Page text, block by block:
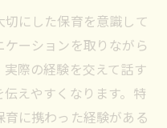
面接エピソードの選
する具体策
にした保育を意識して
ーションを取りながら
際の経験を交えて話す
えやすくなります。特
に携わった経験がある